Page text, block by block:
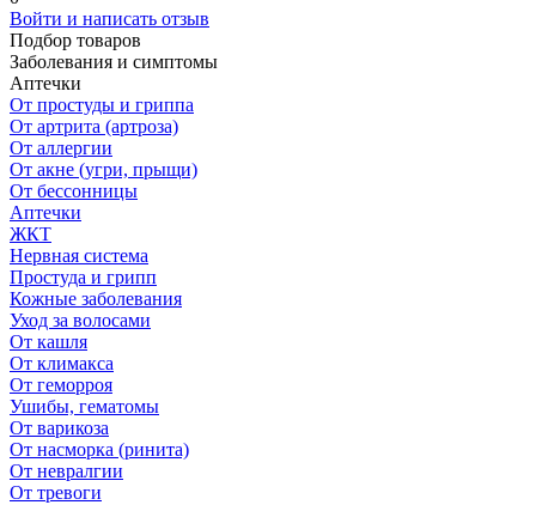
Войти и написать отзыв
Подбор товаров
Заболевания и симптомы
Аптечки
От простуды и гриппа
От артрита (артроза)
От аллергии
От акне (угри, прыщи)
От бессонницы
Аптечки
ЖКТ
Нервная система
Простуда и грипп
Кожные заболевания
Уход за волосами
От кашля
От климакса
От геморроя
Ушибы, гематомы
От варикоза
От насморка (ринита)
От невралгии
От тревоги